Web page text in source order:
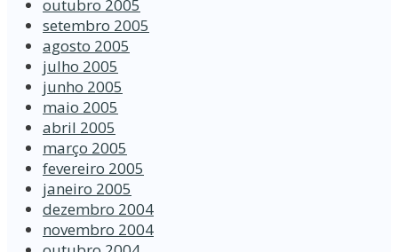
outubro 2005
setembro 2005
agosto 2005
julho 2005
junho 2005
maio 2005
abril 2005
março 2005
fevereiro 2005
janeiro 2005
dezembro 2004
novembro 2004